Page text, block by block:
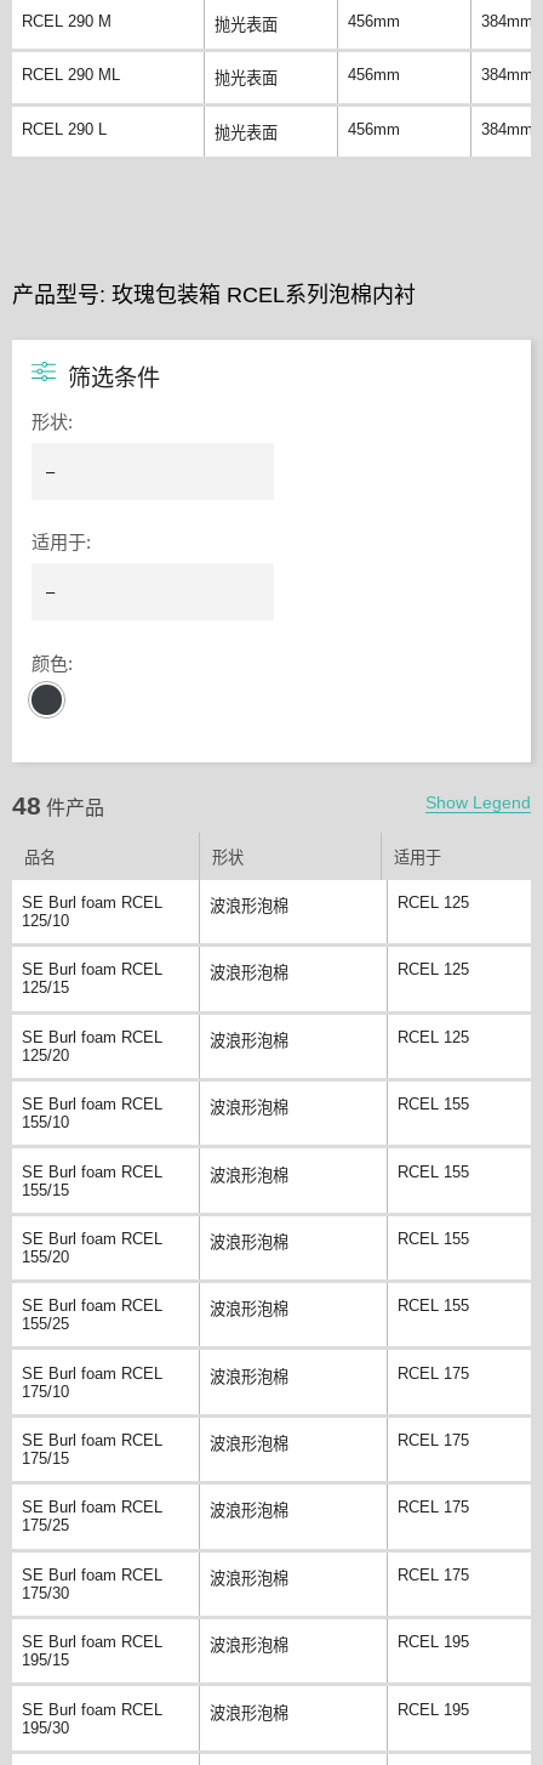
RCEL 290 M 抛光表面 456mm 384mm
RCEL 290 ML 抛光表面 456mm 384mm
RCEL 290 L 抛光表面 456mm 384mm
产品型号: 玫瑰包装箱 RCEL系列泡棉内衬
筛选条件
形状:
适用于:
颜色:
48 件产品 Show Legend
品名 形状 适用于
SE Burl foam RCEL
125/10
波浪形泡棉 RCEL 125
SE Burl foam RCEL
125/15
波浪形泡棉 RCEL 125
SE Burl foam RCEL
125/20
波浪形泡棉 RCEL 125
SE Burl foam RCEL
155/10
波浪形泡棉 RCEL 155
SE Burl foam RCEL
155/15
波浪形泡棉 RCEL 155
SE Burl foam RCEL
155/20
波浪形泡棉 RCEL 155
SE Burl foam RCEL
155/25
波浪形泡棉 RCEL 155
SE Burl foam RCEL
175/10
波浪形泡棉 RCEL 175
SE Burl foam RCEL
175/15
波浪形泡棉 RCEL 175
SE Burl foam RCEL
175/25
波浪形泡棉 RCEL 175
SE Burl foam RCEL
175/30
波浪形泡棉 RCEL 175
SE Burl foam RCEL
195/15
波浪形泡棉 RCEL 195
SE Burl foam RCEL
195/30
波浪形泡棉 RCEL 195